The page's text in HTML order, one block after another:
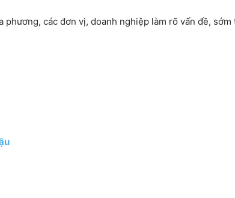
các đơn vị, doanh nghiệp làm rõ vấn đề, sớm